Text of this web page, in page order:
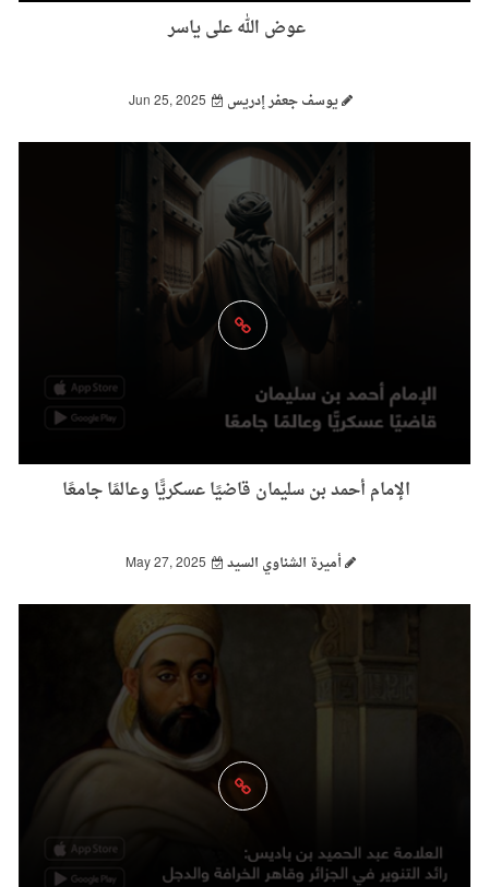
‏عوض الله على ياسر
يوسف جعفر إدريس Jun 25, 2025
الإمام أحمد بن سليمان قاضيًا عسكريًّا وعالمًا جامعًا
أميرة الشناوي السيد May 27, 2025